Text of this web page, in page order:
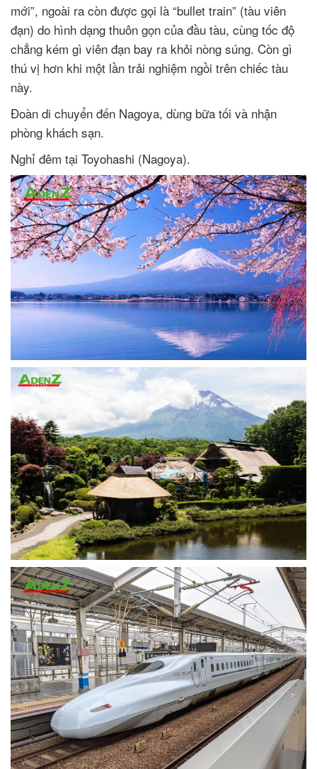
mới”, ngoài ra còn được gọi là “bullet train” (tàu viên
đạn) do hình dạng thuôn gọn của đầu tàu, cùng tốc độ
chẳng kém gì viên đạn bay ra khỏi nòng súng. Còn gì
thú vị hơn khi một lần trải nghiệm ngồi trên chiếc tàu
này.
Đoàn di chuyển đến Nagoya, dùng bữa tối và nhận
phòng khách sạn.
Nghỉ đêm tại Toyohashi (Nagoya).